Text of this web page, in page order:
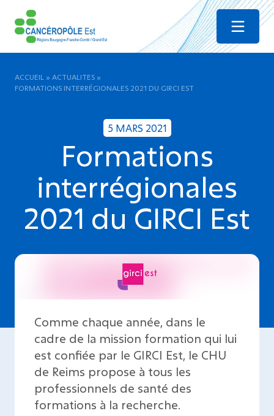
Menu
ACCUEIL » ACTUALITES »
FORMATIONS INTERRÉGIONALES 2021 DU GIRCI EST
5 MARS 2021
Formations
interrégionales
2021 du GIRCI Est
Comme chaque année, dans le
cadre de la mission formation qui lui
est confiée par le GIRCI Est, le CHU
de Reims propose à tous les
professionnels de santé des
formations à la recherche.